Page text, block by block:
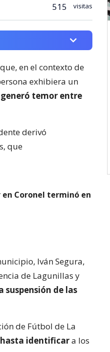
515 visitas
en el contexto de
exhibiera un
temor entre
derivó
que
Coronel terminó en
Iván Segura,
de Lagunillas y
suspensión de las
de Fútbol de La
identificara los